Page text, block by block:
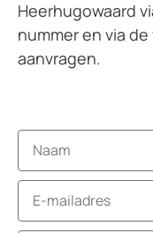
Heerhugowaard
nummer en via
aanvragen.